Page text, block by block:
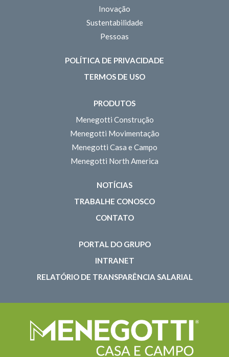
Inovação
Sustentabilidade
Pessoas
POLÍTICA DE PRIVACIDADE
TERMOS DE USO
PRODUTOS
Menegotti Construção
Menegotti Movimentação
Menegotti Casa e Campo
Menegotti North America
NOTÍCIAS
TRABALHE CONOSCO
CONTATO
PORTAL DO GRUPO
INTRANET
RELATÓRIO DE TRANSPARÊNCIA SALARIAL